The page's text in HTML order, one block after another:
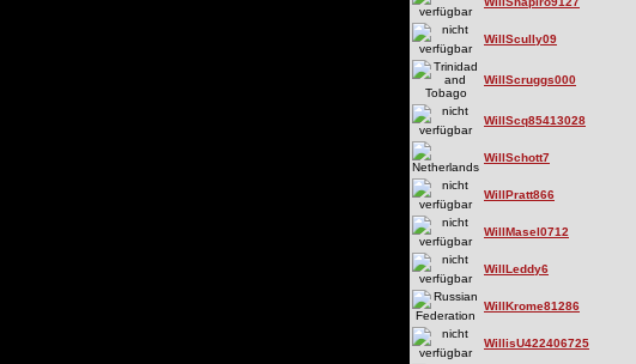
WillScully09
WillScruggs000
WillScq85413028
WillSchott7
WillPratt866
WillMasel0712
WillLeddy6
WillKrome81286
WillisU422406725